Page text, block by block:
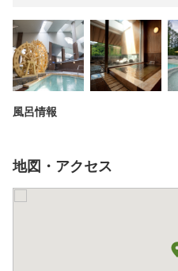
風呂情報
地図・アクセス